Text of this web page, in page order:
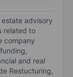
estate advisory
related to
company
and real
Restucturing,